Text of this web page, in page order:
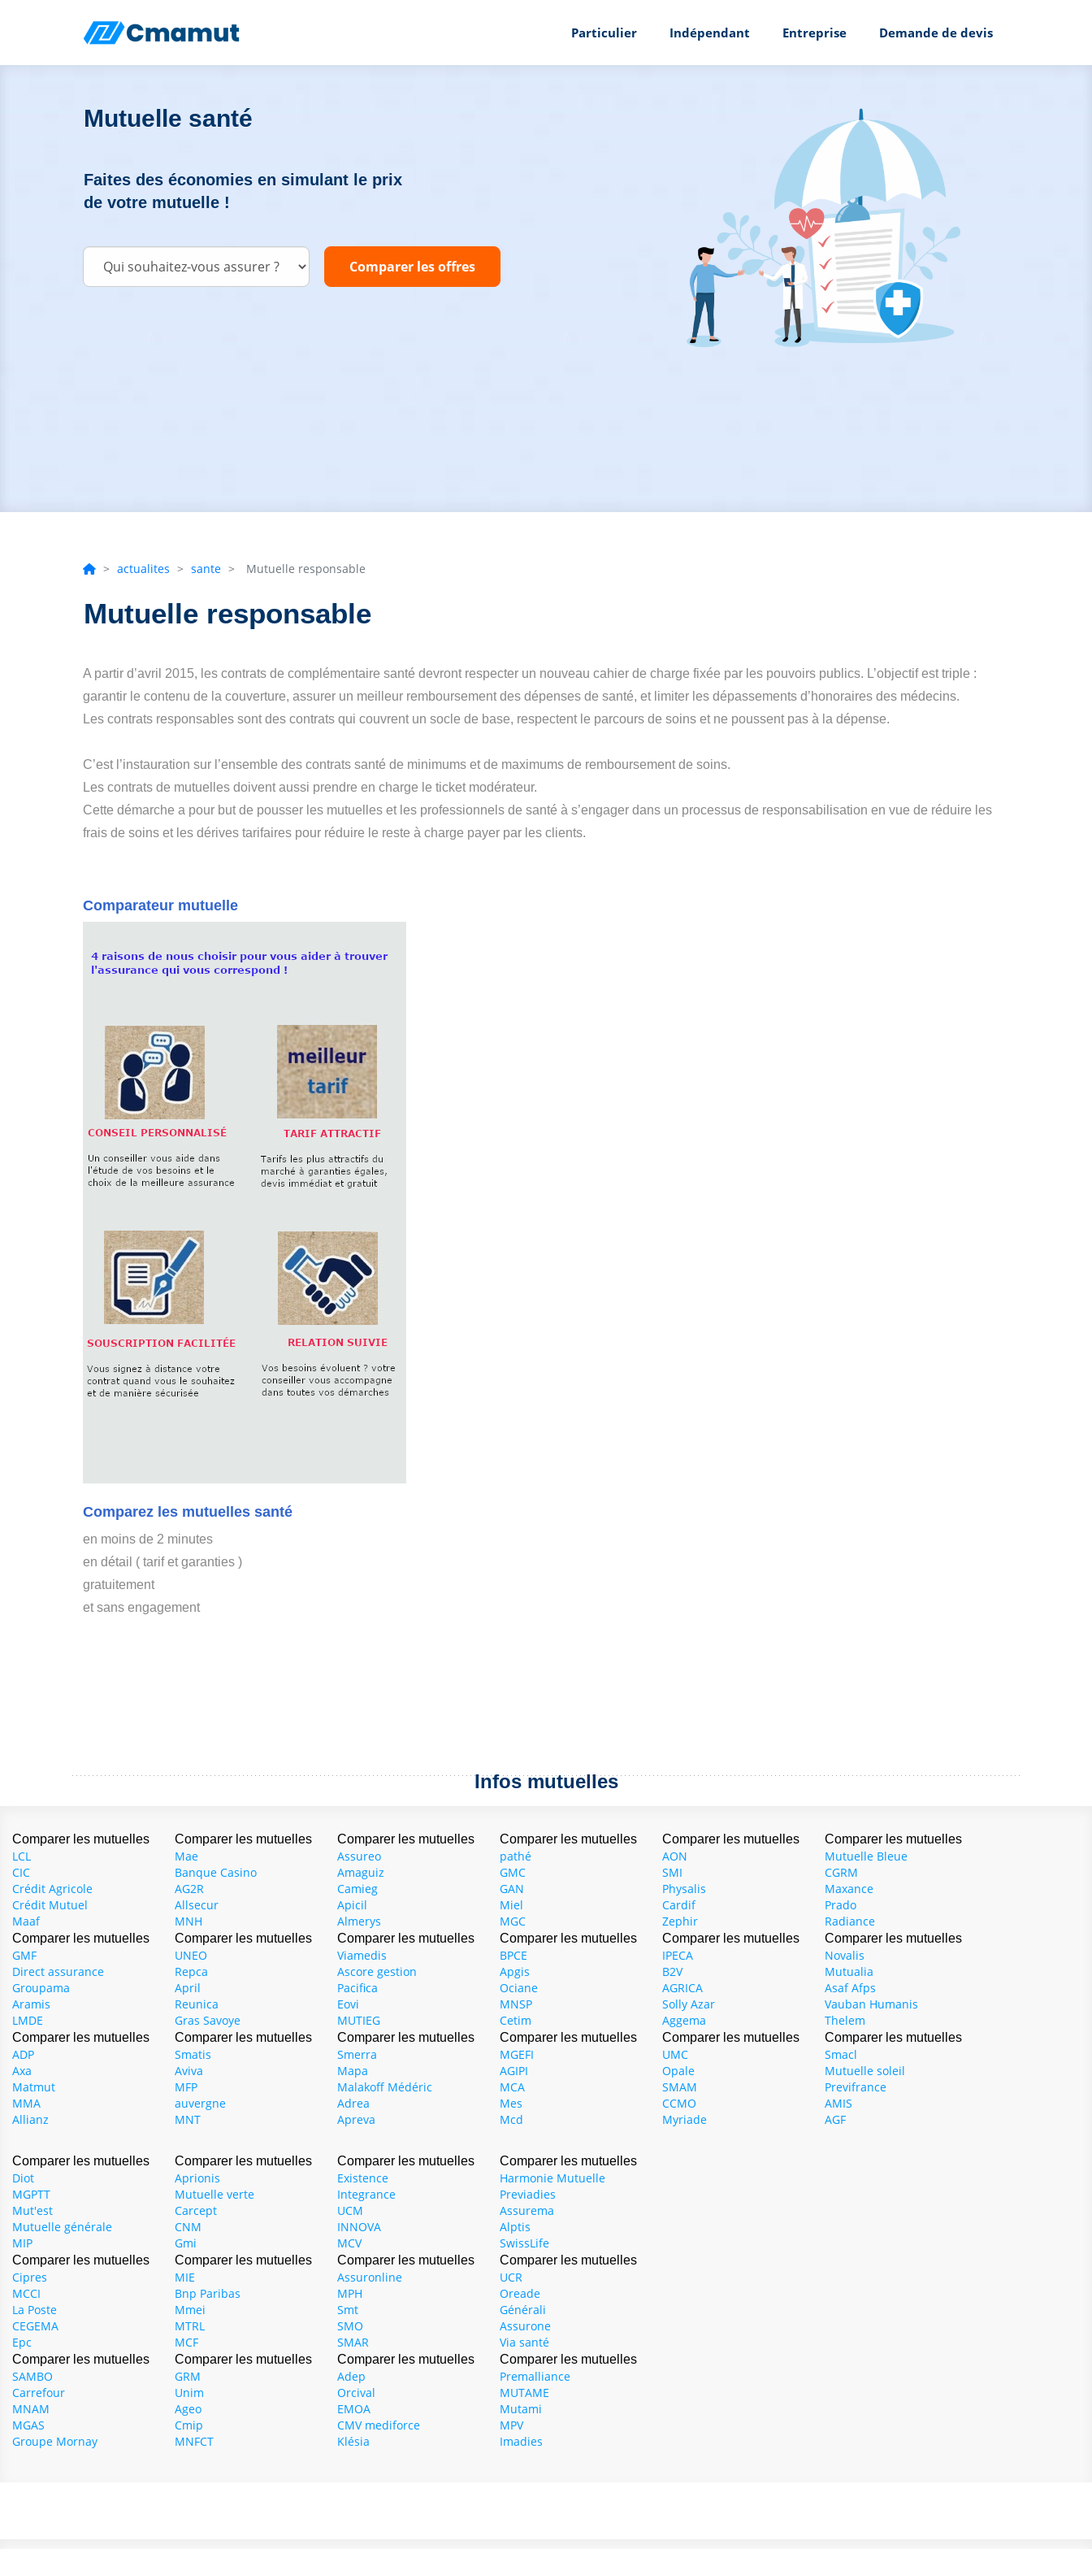
Particulier Indépendant Entreprise Demande de devis
Mutuelle santé
Faites des économies en simulant le prix
de votre mutuelle !
Comparer les offres
> actualites > sante > Mutuelle responsable
Mutuelle responsable
A partir d’avril 2015, les contrats de complémentaire santé devront respecter un nouveau cahier de charge fixée par les pouvoirs publics. L’objectif est triple :
garantir le contenu de la couverture, assurer un meilleur remboursement des dépenses de santé, et limiter les dépassements d’honoraires des médecins.
Les contrats responsables sont des contrats qui couvrent un socle de base, respectent le parcours de soins et ne poussent pas à la dépense.
C’est l’instauration sur l’ensemble des contrats santé de minimums et de maximums de remboursement de soins.
Les contrats de mutuelles doivent aussi prendre en charge le ticket modérateur.
Cette démarche a pour but de pousser les mutuelles et les professionnels de santé à s’engager dans un processus de responsabilisation en vue de réduire les
frais de soins et les dérives tarifaires pour réduire le reste à charge payer par les clients.
Comparateur mutuelle
Comparez les mutuelles santé
en moins de 2 minutes
en détail ( tarif et garanties )
gratuitement
et sans engagement
Infos mutuelles
Comparer les mutuelles
LCL
CIC
Crédit Agricole
Crédit Mutuel
Maaf
Comparer les mutuelles
GMF
Direct assurance
Groupama
Aramis
LMDE
Comparer les mutuelles
ADP
Axa
Matmut
MMA
Allianz
Comparer les mutuelles
Mae
Banque Casino
AG2R
Allsecur
MNH
Comparer les mutuelles
UNEO
Repca
April
Reunica
Gras Savoye
Comparer les mutuelles
Smatis
Aviva
MFP
auvergne
MNT
Comparer les mutuelles
Assureo
Amaguiz
Camieg
Apicil
Almerys
Comparer les mutuelles
Viamedis
Ascore gestion
Pacifica
Eovi
MUTIEG
Comparer les mutuelles
Smerra
Mapa
Malakoff Médéric
Adrea
Apreva
Comparer les mutuelles
pathé
GMC
GAN
Miel
MGC
Comparer les mutuelles
BPCE
Apgis
Ociane
MNSP
Cetim
Comparer les mutuelles
MGEFI
AGIPI
MCA
Mes
Mcd
Comparer les mutuelles
AON
SMI
Physalis
Cardif
Zephir
Comparer les mutuelles
IPECA
B2V
AGRICA
Solly Azar
Aggema
Comparer les mutuelles
UMC
Opale
SMAM
CCMO
Myriade
Comparer les mutuelles
Mutuelle Bleue
CGRM
Maxance
Prado
Radiance
Comparer les mutuelles
Novalis
Mutualia
Asaf Afps
Vauban Humanis
Thelem
Comparer les mutuelles
Smacl
Mutuelle soleil
Previfrance
AMIS
AGF
Comparer les mutuelles
Diot
MGPTT
Mut'est
Mutuelle générale
MIP
Comparer les mutuelles
Cipres
MCCI
La Poste
CEGEMA
Epc
Comparer les mutuelles
SAMBO
Carrefour
MNAM
MGAS
Groupe Mornay
Comparer les mutuelles
Aprionis
Mutuelle verte
Carcept
CNM
Gmi
Comparer les mutuelles
MIE
Bnp Paribas
Mmei
MTRL
MCF
Comparer les mutuelles
GRM
Unim
Ageo
Cmip
MNFCT
Comparer les mutuelles
Existence
Integrance
UCM
INNOVA
MCV
Comparer les mutuelles
Assuronline
MPH
Smt
SMO
SMAR
Comparer les mutuelles
Adep
Orcival
EMOA
CMV mediforce
Klésia
Comparer les mutuelles
Harmonie Mutuelle
Previadies
Assurema
Alptis
SwissLife
Comparer les mutuelles
UCR
Oreade
Générali
Assurone
Via santé
Comparer les mutuelles
Premalliance
MUTAME
Mutami
MPV
Imadies